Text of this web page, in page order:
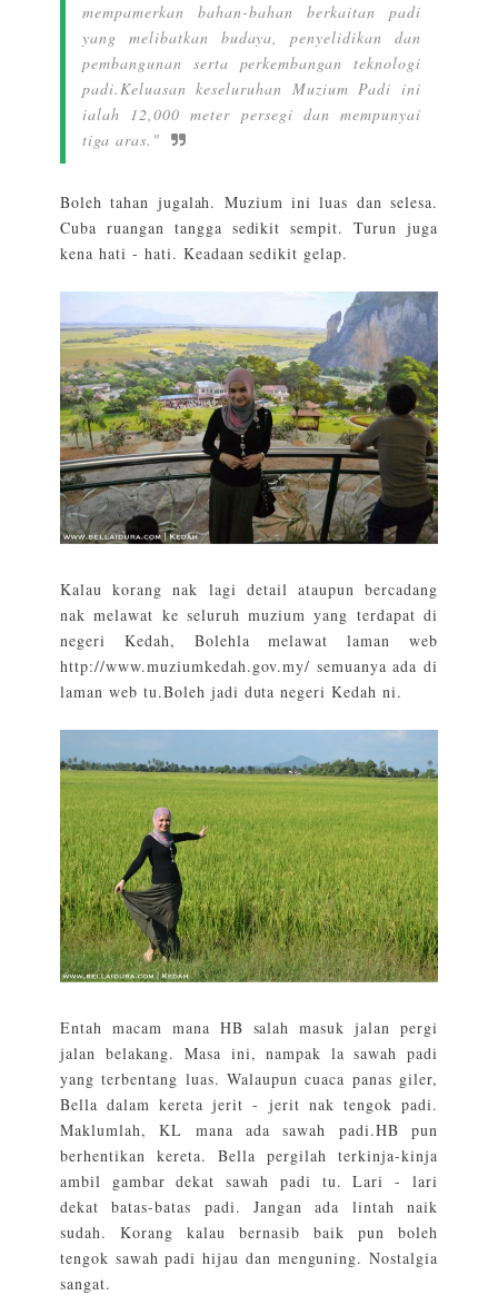
mempamerkan bahan-bahan berkaitan padi
yang melibatkan budaya, penyelidikan dan
pembangunan serta perkembangan teknologi
padi.Keluasan keseluruhan Muzium Padi ini
ialah 12,000 meter persegi dan mempunyai
tiga aras."
Boleh tahan jugalah. Muzium ini luas dan selesa.
Cuba ruangan tangga sedikit sempit. Turun juga
kena hati - hati. Keadaan sedikit gelap.
Kalau korang nak lagi detail ataupun bercadang
nak melawat ke seluruh muzium yang terdapat di
negeri Kedah, Bolehla melawat laman web
http://www.muziumkedah.gov.my/ semuanya ada di
laman web tu.Boleh jadi duta negeri Kedah ni.
Entah macam mana HB salah masuk jalan pergi
jalan belakang. Masa ini, nampak la sawah padi
yang terbentang luas. Walaupun cuaca panas giler,
Bella dalam kereta jerit - jerit nak tengok padi.
Maklumlah, KL mana ada sawah padi.HB pun
berhentikan kereta. Bella pergilah terkinja-kinja
ambil gambar dekat sawah padi tu. Lari - lari
dekat batas-batas padi. Jangan ada lintah naik
sudah. Korang kalau bernasib baik pun boleh
tengok sawah padi hijau dan menguning. Nostalgia
sangat.